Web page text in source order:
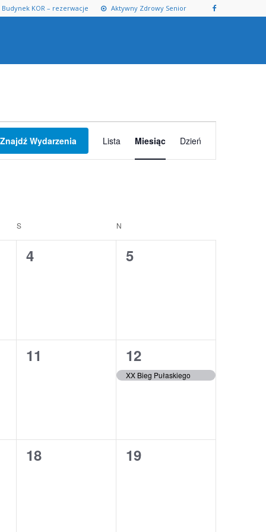
Budynek KOR – rezerwacje Aktywny Zdrowy Senior
Znajdź Wydarzenia
Widoki
Lista Miesiąc Dzień
S N
0
4
0
5
0
11
1
wydarzenie,
12
XX Bieg Pułaskiego
0
18
0
19